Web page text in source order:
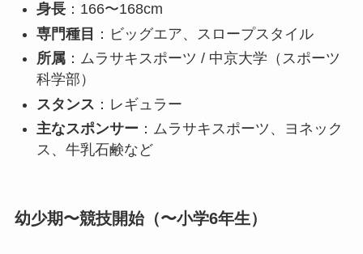
身長：166〜168cm
専門種目
：ビッグエア、スロープスタイル
所属：ムラサキスポーツ / 中京大学（スポーツ
科学部）
スタンス ：レギュラー
主なスポンサー ：ムラサキスポーツ、ヨネック
ス、牛乳石鹸など
幼少期〜競技開始（〜小学6年生）